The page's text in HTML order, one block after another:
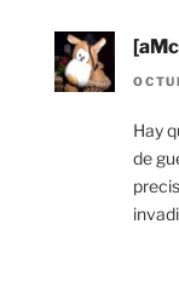
Hay
de